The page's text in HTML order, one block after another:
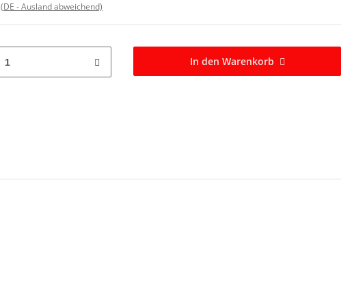
(DE - Ausland abweichend)
In den Warenkorb